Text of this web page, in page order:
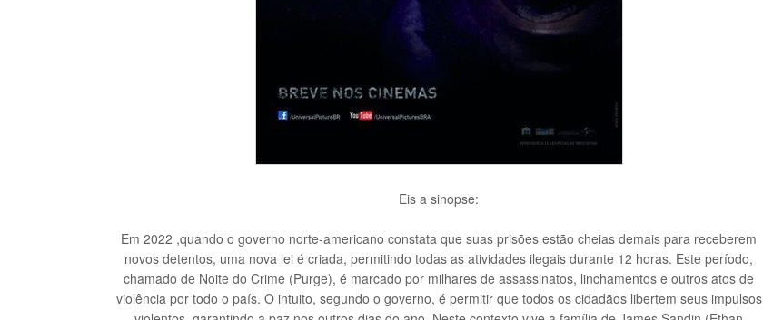
Eis a sinopse:
Em 2022 ,quando o governo norte-americano constata que suas prisões estão cheias demais para receberem
novos detentos, uma nova lei é criada, permitindo todas as atividades ilegais durante 12 horas. Este período,
chamado de Noite do Crime (Purge), é marcado por milhares de assassinatos, linchamentos e outros atos de
violência por todo o país. O intuito, segundo o governo, é permitir que todos os cidadãos libertem seus impulsos